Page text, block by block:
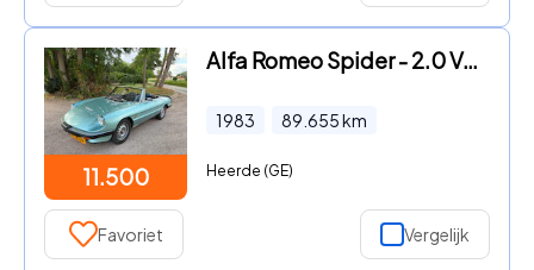
11.500
Alfa Romeo Spider - 2.0 Veloce
1983 89.655km
Heerde (GE)
Favoriet Vergelijk